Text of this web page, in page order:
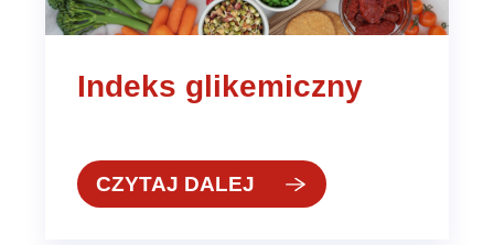
Indeks glikemiczny
CZYTAJ DALEJ